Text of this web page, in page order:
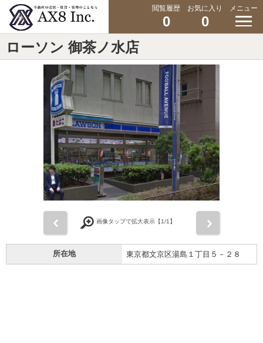
閲覧履歴
0
お気に入り
0
メニュー
ローソン 御茶ノ水店
画像タップで拡大表示【1/1】
所在地 東京都文京区湯島１丁目５－２８